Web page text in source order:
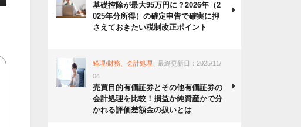
基礎控除が最大95万円に？2026年（2
025年分所得）の確定申告で確実に押
さえておきたい税制改正ポイント
経理/財務、会計処理 | 最終更新日：2025/11/
04
売買目的有価証券とその他有価証券の
会計処理を比較！損益か純資産かで分
かれる評価差額金の扱いとは